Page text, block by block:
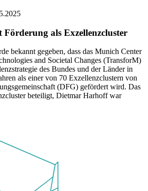
als Exzellenzcluster
bekannt gegeben, dass das Munich Center
and Societal Changes (TransforM)
des Bundes und der Länder in
als einer von 70 Exzellenzclustern von
(DFG) gefördert wird. Das
beteiligt, Dietmar Harhoff war